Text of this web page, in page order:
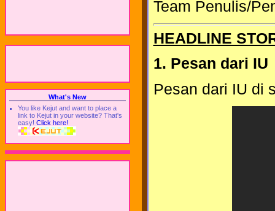
What's New
You like Kejut and want to place a
link to Kejut in your website? That's
easy! Click here!
Team Penulis/
HEADLINE
1. Pesan dari IU
Pesan dari IU di